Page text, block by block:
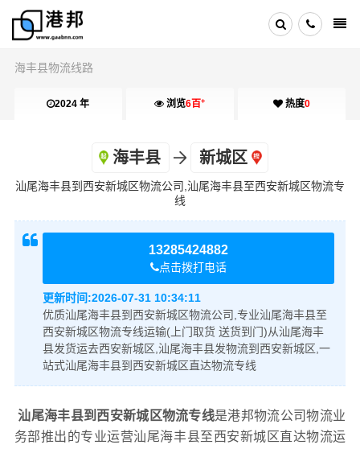
海丰县物流线路
2024 年 浏览6百+ 热度0
海丰县 新城区
汕尾海丰县到西安新城区物流公司,汕尾海丰县至西安新城区物流专
线
13285424882
点击拨打电话
更新时间:2026-07-31 10:34:11
优质汕尾海丰县到西安新城区物流公司,专业汕尾海丰县至
西安新城区物流专线运输(上门取货 送货到门)从汕尾海丰
县发货运去西安新城区,汕尾海丰县发物流到西安新城区,一
站式汕尾海丰县到西安新城区直达物流专线
汕尾海丰县到西安新城区物流专线是港邦物流公司物流业
务部推出的专业运营汕尾海丰县至西安新城区直达物流运